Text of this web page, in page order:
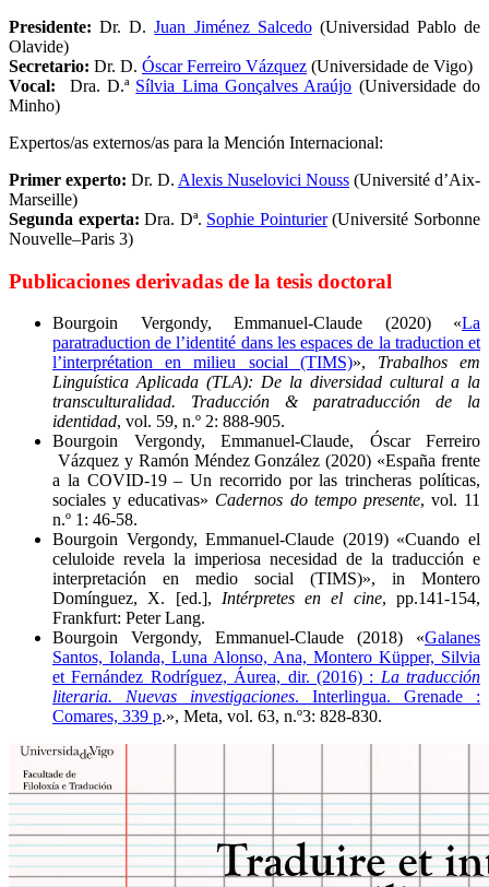
Presidente: Dr. D.Juan Jiménez Salcedo(Universidad Pablo de
Olavide)
Secretario: Dr. D. Óscar Ferreiro Vázquez (Universidade de Vigo)
Vocal: Dra. D.ª Sílvia Lima Gonçalves Araújo (Universidade do
Minho)
Expertos/as externos/as para la Mención Internacional:
Primer experto: Dr. D. Alexis Nuselovici Nouss (Université d’Aix-
Marseille)
Segunda experta: Dra. Dª. Sophie Pointurier(Université Sorbonne
Nouvelle–Paris 3)
Publicaciones derivadas de la tesis doctoral
Bourgoin Vergondy, Emmanuel-Claude (2020) «La
paratraduction de l’identité dans les espaces de la traduction et
l’interprétation en milieu social (TIMS)», Trabalhos em
Linguística Aplicada (TLA): De la diversidad cultural a la
transculturalidad. Traducción & paratraducción de la
identidad, vol. 59, n.º 2: 888-905.
Bourgoin Vergondy, Emmanuel-Claude, Óscar Ferreiro
Vázquez y Ramón Méndez González (2020) «España frente
a la COVID-19 – Un recorrido por las trincheras políticas,
sociales y educativas» Cadernos do tempo presente, vol. 11
n.º 1: 46-58.
Bourgoin Vergondy, Emmanuel-Claude (2019) «Cuando el
celuloide revela la imperiosa necesidad de la traducción e
interpretación en medio social (TIMS)», in Montero
Domínguez, X. [ed.], Intérpretes en el cine, pp.141-154,
Frankfurt: Peter Lang.
Bourgoin Vergondy, Emmanuel-Claude (2018) «Galanes
Santos, Iolanda, Luna Alonso, Ana, Montero Küpper, Silvia
et Fernández Rodríguez, Áurea, dir. (2016) : La traducción
literaria. Nuevas investigaciones. Interlingua. Grenade :
Comares, 339 p.», Meta, vol. 63, n.º3: 828-830.